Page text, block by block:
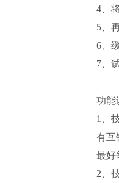
4、
5、
6、
7、
功能
1、
有互
最好
2、